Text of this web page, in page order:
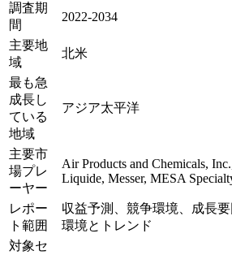
調査期
間
2022-2034
主要地
域
北米
最も急
成長し
ている
地域
アジア太平洋
主要市
場プレ
ーヤー
Air Products and Chemicals,
Liquide, Messer, MESA
レポー
ト範囲
収益予測、競争環境、成長
環境とトレンド
対象セ